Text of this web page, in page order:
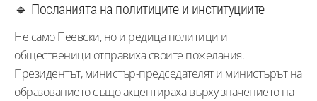
🔹 Посланията на политиците и институциите
Не само Пеевски, но и редица политици и
общественици отправиха своите пожелания.
Президентът, министър-председателят и министърът на
образованието също акцентираха върху значението на